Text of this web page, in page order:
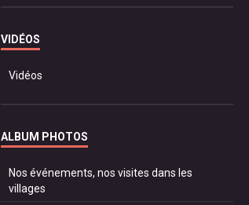
VIDÉOS
Vidéos
ALBUM PHOTOS
Nos événements, nos visites dans les
villages